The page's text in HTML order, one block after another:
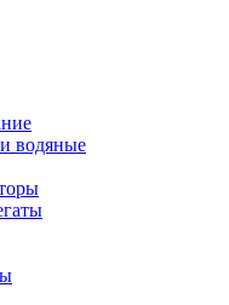
водяные